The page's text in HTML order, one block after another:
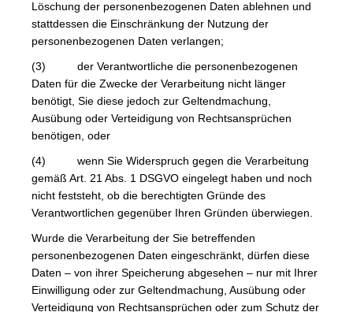
Löschung der personenbezogenen Daten ablehnen und
stattdessen die Einschränkung der Nutzung der
personenbezogenen Daten verlangen;
(3) der Verantwortliche die personenbezogenen
Daten für die Zwecke der Verarbeitung nicht länger
benötigt, Sie diese jedoch zur Geltendmachung,
Ausübung oder Verteidigung von Rechtsansprüchen
benötigen, oder
(4) wenn Sie Widerspruch gegen die Verarbeitung
gemäß Art. 21 Abs. 1 DSGVO eingelegt haben und noch
nicht feststeht, ob die berechtigten Gründe des
Verantwortlichen gegenüber Ihren Gründen überwiegen.
Wurde die Verarbeitung der Sie betreffenden
personenbezogenen Daten eingeschränkt, dürfen diese
Daten – von ihrer Speicherung abgesehen – nur mit Ihrer
Einwilligung oder zur Geltendmachung, Ausübung oder
Verteidigung von Rechtsansprüchen oder zum Schutz der